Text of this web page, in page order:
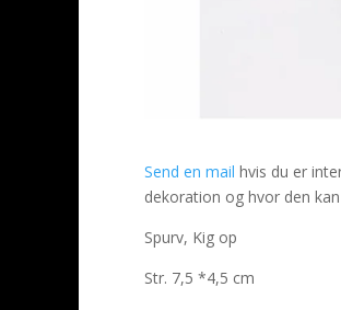
Send en mail hvis du er
dekoration og hvor den
Spurv, Kig op
Str. 7,5 *4,5 cm